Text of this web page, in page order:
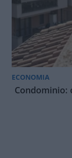
ECONOMIA
Condominio: